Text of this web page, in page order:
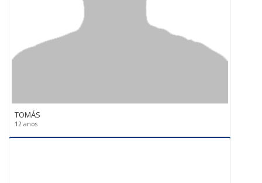
TOMÁS
12 anos